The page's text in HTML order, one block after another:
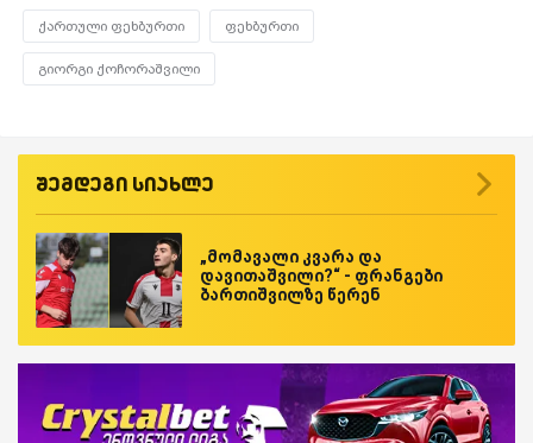
ქართული ფეხბურთი ფეხბურთი
გიორგი ქოჩორაშვილი
შემდეგი სიახლე
„მომავალი კვარა და
დავითაშვილი?“ - ფრანგები
ბართიშვილზე წერენ